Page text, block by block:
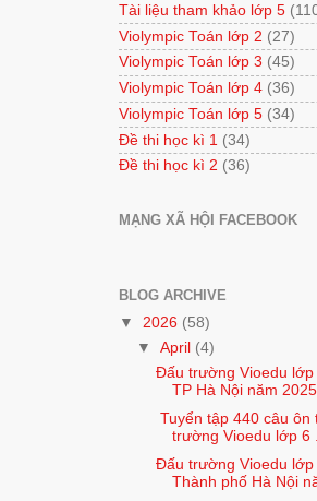
Tài liệu tham khảo lớp 5
Violympic Toán lớp 2 (27)
Violympic Toán lớp 3 (45)
Violympic Toán lớp 4 (36)
Violympic Toán lớp 5 (34)
Đề thi học kì 1 (34)
Đề thi học kì 2 (36)
MẠNG XÃ HỘI FACEBOOK
BLOG ARCHIVE
▼ 2026 (58)
▼April (4)
Đấu trường Vioedu lớp
TP Hà Nội năm 2025
Tuyển tập 440 câu ôn
trường Vioedu lớp 6
Đấu trường Vioedu lớp
Thành phố Hà Nội